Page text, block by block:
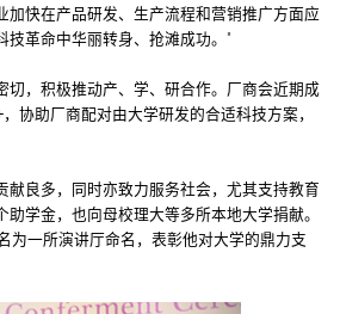
加快在产品研发、生产流程和营销推广方面应
技革命中华丽转身、抢滩成功。"
切，积极推动产、学、研合作。厂商会近期成
协助厂商配对由大学研发的合适科技方案，
献良多，同时亦致力服务社会，尤其支持教育
学金，也向母校理大等多所本地大学捐献。
为一所演讲厅命名，表彰他对大学的鼎力支